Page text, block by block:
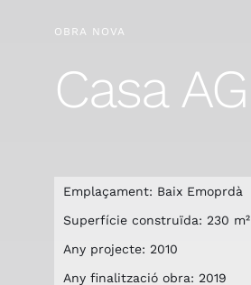
OBRA NOVA
Casa AG
Emplaçament: Baix Emoprdà
Superfície construïda: 230 m²
Any projecte: 2010
Any finalització obra: 2019